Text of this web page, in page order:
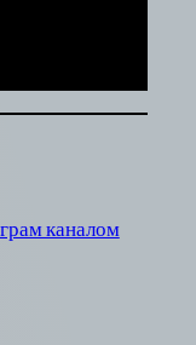
каналом